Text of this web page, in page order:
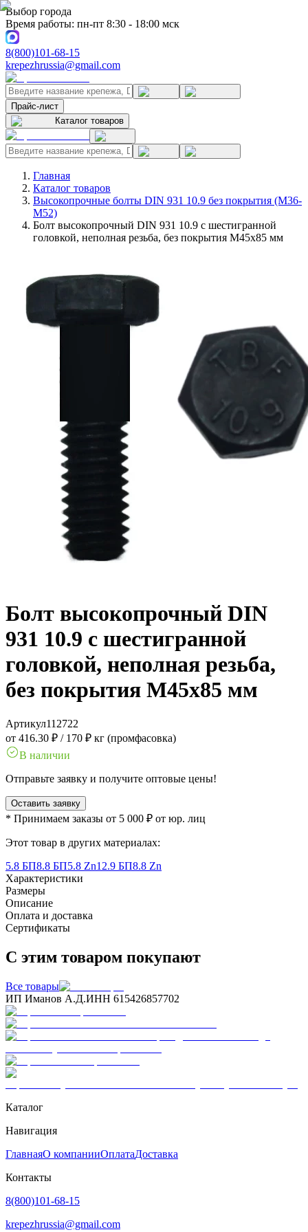
Выбор города
Время работы: пн-пт 8:30 - 18:00 мск
8(800)101-68-15
krepezhrussia@gmail.com
Прайс-лист
Каталог товаров
Главная
Каталог товаров
Высокопрочные болты DIN 931 10.9 без покрытия (M36-
M52)
Болт высокопрочный DIN 931 10.9 с шестигранной
головкой, неполная резьба, без покрытия M45x85 мм
Болт высокопрочный DIN
931 10.9 с шестигранной
головкой, неполная резьба,
без покрытия M45x85 мм
Артикул112722
от 416.30 ₽ / 170 ₽ кг (промфасовка)
В наличии
Отправьте заявку и получите оптовые цены!
Оставить заявку
* Принимаем заказы от 5 000 ₽ от юр. лиц
Этот товар в других материалах:
5.8 БП8.8 БП5.8 Zn12.9 БП8.8 Zn
Характеристики
Размеры
Описание
Оплата и доставка
Сертификаты
С этим товаром покупают
Все товары
ИП Иманов А.Д.ИНН 615426857702
Каталог
Навигация
ГлавнаяО компанииОплатаДоставка
Контакты
8(800)101-68-15
krepezhrussia@gmail.com